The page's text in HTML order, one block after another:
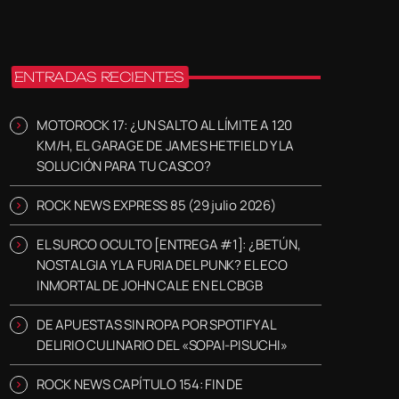
ENTRADAS RECIENTES
MOTOROCK 17: ¿UN SALTO AL LÍMITE A 120
KM/H, EL GARAGE DE JAMES HETFIELD Y LA
SOLUCIÓN PARA TU CASCO?
ROCK NEWS EXPRESS 85 (29 julio 2026)
EL SURCO OCULTO [ENTREGA #1]: ¿BETÚN,
NOSTALGIA Y LA FURIA DEL PUNK? EL ECO
INMORTAL DE JOHN CALE EN EL CBGB
DE APUESTAS SIN ROPA POR SPOTIFY AL
DELIRIO CULINARIO DEL «SOPAI-PISUCHI»
ROCK NEWS CAPÍTULO 154: FIN DE